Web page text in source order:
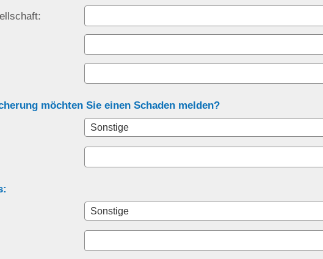
möchten Sie einen Schaden melden?